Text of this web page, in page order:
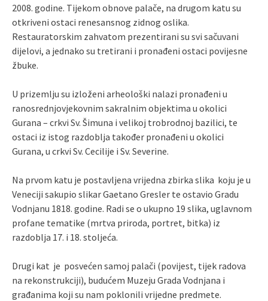
2008. godine. Tijekom obnove palače, na drugom katu su
otkriveni ostaci renesansnog zidnog oslika.
Restauratorskim zahvatom prezentirani su svi sačuvani
dijelovi, a jednako su tretirani i pronađeni ostaci povijesne
žbuke.
U prizemlju su izloženi arheološki nalazi pronađeni u
ranosrednjovjekovnim sakralnim objektima u okolici
Gurana – crkvi Sv. Šimuna i velikoj trobrodnoj bazilici, te
ostaci iz istog razdoblja također pronađeni u okolici
Gurana, u crkvi Sv. Cecilije i Sv. Severine.
Na prvom katu je postavljena vrijedna zbirka slika koju je u
Veneciji sakupio slikar Gaetano Gresler te ostavio Gradu
Vodnjanu 1818. godine. Radi se o ukupno 19 slika, uglavnom
profane tematike (mrtva priroda, portret, bitka) iz
razdoblja 17. i 18. stoljeća.
Drugi kat je posvećen samoj palači (povijest, tijek radova
na rekonstrukciji), budućem Muzeju Grada Vodnjana i
građanima koji su nam poklonili vrijedne predmete.